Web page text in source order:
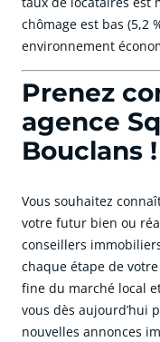
chômage est bas (5,2
environnement
Prenez
agence
Bouclans !
Vous souhaitez
votre futur bien ou
conseillers
chaque étape de
fine du marché local
vous dès aujourd’hui
nouvelles annonces